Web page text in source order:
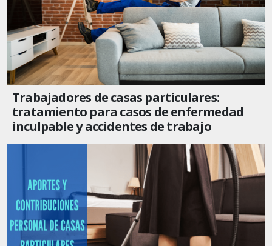
Trabajadores de casas particulares:
tratamiento para casos de enfermedad
inculpable y accidentes de trabajo